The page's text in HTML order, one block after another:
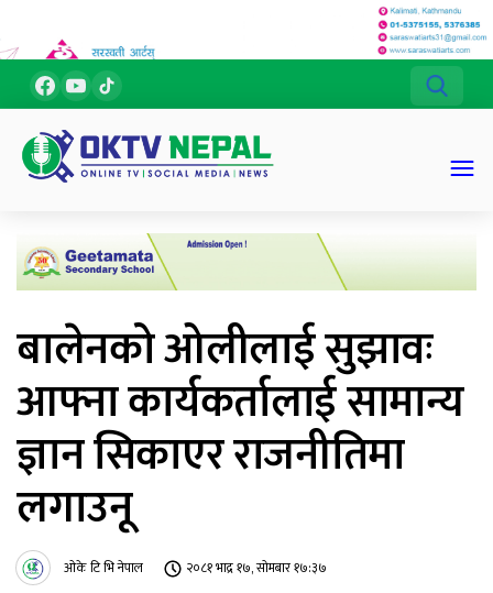
बालेनको ओलीलाई सुझावः
आफ्ना कार्यकर्तालाई सामान्य
ज्ञान सिकाएर राजनीतिमा
लगाउनू
ओके टि भि नेपाल २०८१ भाद्र १७, सोमबार १७:३७